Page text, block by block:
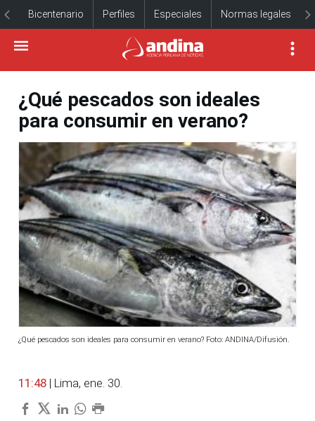
Bicentenario Perfiles Especiales Normas legales
¿Qué pescados son ideales
para consumir en verano?
¿Qué pescados son ideales para consumir en verano? Foto: ANDINA/Difusión.
11:48 | Lima, ene. 30.